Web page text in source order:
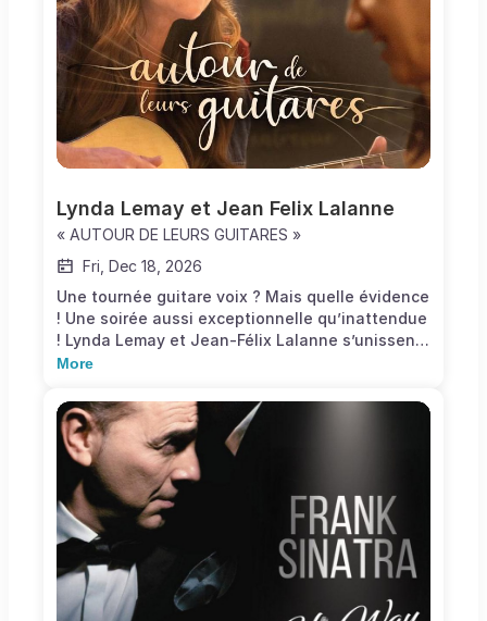
reconstruit, d’un esprit qui retrouve la paix et
d’un artiste qui s’affirme. Il retrouvera son
public sur scène à partir du printemps 26.
Lynda Lemay et Jean Felix Lalanne
« AUTOUR DE LEURS GUITARES »
Fri, Dec 18, 2026
Une tournée guitare voix ? Mais quelle évidence
! Une soirée aussi exceptionnelle qu’inattendue
! Lynda Lemay et Jean-Félix Lalanne s’unissent
pour une tournée Guitare Voix capturant
nouvel album intitulé « à fleurs de cordes »
paru en janvier 2026.Des chansons coups de
poing, des anciennes et des nouvelles, qui
scintillent dans leur écrin de cordes
entremêlées, tantôt drôles, tantôt profondes,
mais à chaque fois livrées dans une sincérité
désarmante qui provoque un torrent d’émotion
More